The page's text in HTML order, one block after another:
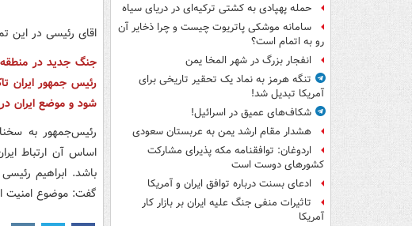
حمله پهپادی به کشتی ترکیه‌ای در دریای سیاه
سامانه موشکی پاتریوت چیست و چرا ذخایر آن
رو به اتمام است؟
انفجار بزرگ در شهر المخا یمن
تنگه هرمز به نماد یک تحقیر تاریخی برای
آمریکا تبدیل شد!
شکاف‌های عمیق در اسرائیل!
هشدار مقام ارشد یمن به عربستان سعودی
اردوغان: توافقنامه مکه پذیرای مشارکت
کشورهای دوست است
ادعای بسنت درباره توافق ایران و آمریکا
تاثیرات منفی جنگ علیه ایران بر بازار کار
آمریکا
اقای رئیسی در این
جنگ جدید در منطقه
رئیس جمهور ایران
شود و موضع ایران
رئیس‌جمهور به
اساس آن ارتباط
باشد. ابراهیم
گفت: موضوع امنیت